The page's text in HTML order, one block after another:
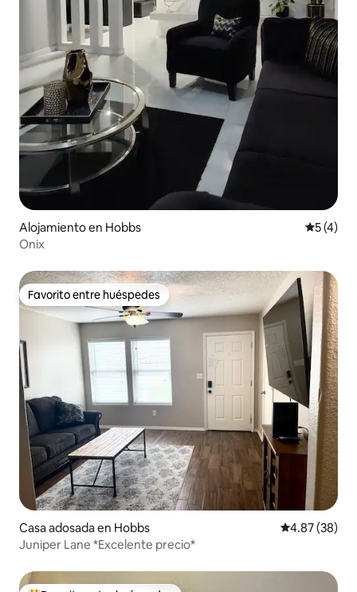
Alojamiento en Hobbs
5 (4)
Onix
Favorito entre huéspedes
Favorito entre huéspedes
Casa adosada en Hobbs Calificación
4.87 (38)
Juniper Lane *Excelente precio*